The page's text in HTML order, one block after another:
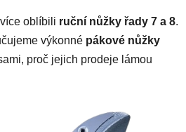
oblíbili ruční nůžky řady 7 a 8.
výkonné pákové nůžky
proč jejich prodeje lámou